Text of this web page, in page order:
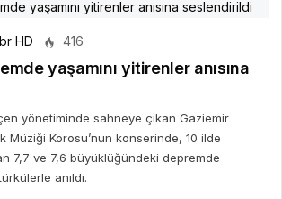
HD 416
yaşamını yitirenler anısına
yönetiminde sahneye çıkan Gaziemir
Müziği Korosu’nun konserinde, 10 ilde
7,7 ve 7,6 büyüklüğündeki depremde
anıldı.